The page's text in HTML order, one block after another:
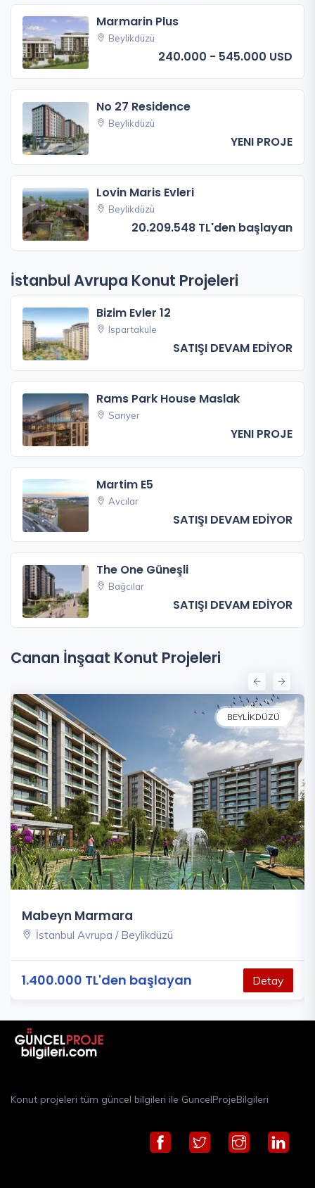
Marmarin Plus
Beylikdüzü
240.000 - 545.000 USD
No 27 Residence
Beylikdüzü
YENI PROJE
Lovin Maris Evleri
Beylikdüzü
20.209.548 TL'den başlayan
İstanbul Avrupa Konut Projeleri
Bizim Evler 12
Ispartakule
SATIŞI DEVAM EDİYOR
Rams Park House Maslak
Sarıyer
YENI PROJE
Martim E5
Avcılar
SATIŞI DEVAM EDİYOR
The One Güneşli
Bağcılar
SATIŞI DEVAM EDİYOR
Canan İnşaat Konut Projeleri
BEYLIKDÜZÜ
Mabeyn Marmara
İstanbul Avrupa / Beylikdüzü
1.400.000 TL'den başlayan Detay
Konut projeleri tüm güncel bilgileri ile GuncelProjeBilgileri